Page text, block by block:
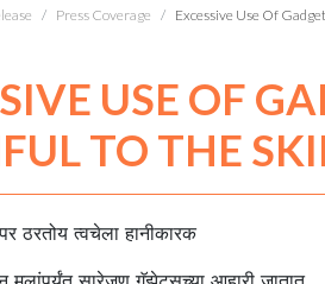
Press Coverage Excessive Use Of
USE OF
TO THE
ठरतोय त्वचेला हानीकारक